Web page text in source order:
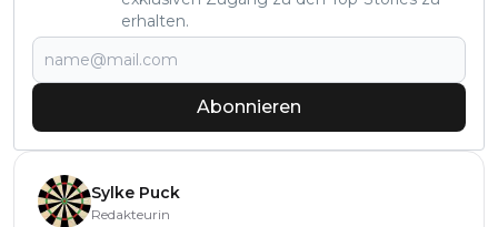
erhalten.
Abonnieren
Sylke Puck
Redakteurin